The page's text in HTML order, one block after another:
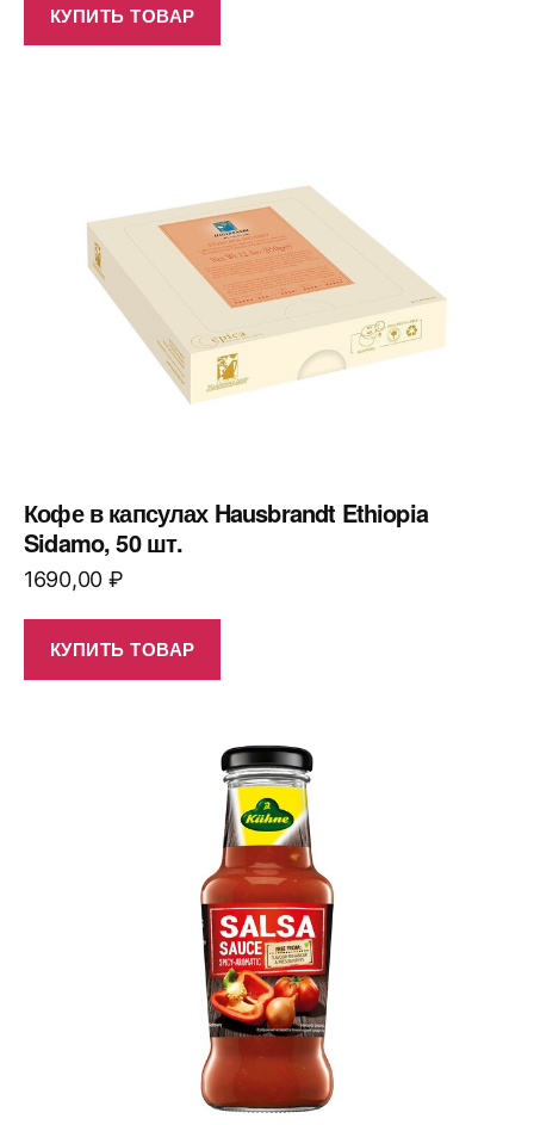
КУПИТЬ ТОВАР
Кофе в капсулах Hausbrandt Ethiopia
Sidamo, 50 шт.
1690,00 ₽
КУПИТЬ ТОВАР